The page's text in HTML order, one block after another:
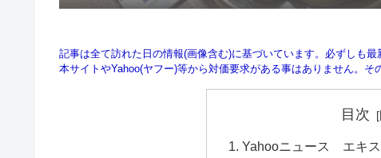
記事は全て訪れた日の情報(画像含む)に基づいています。必ずしも最
本サイトやYahoo(ヤフー)等から対価要求がある事はありません。そ
目次
Yahooニュース エキ